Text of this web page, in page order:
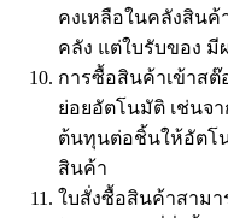
คงเหลือในคลังสินค้
คลัง แต่ใบรับของ
การซื้อสินค้าเข้าส
ย่อยอัตโนมัติ เช่นจ
ต้นทุนต่อชิ้นให้อัตโ
สินค้า
ใบสั่งซื้อสินค้าสามา